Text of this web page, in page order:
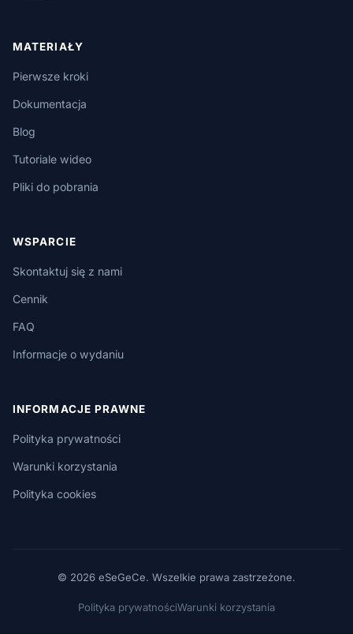
MATERIAŁY
Pierwsze kroki
Dokumentacja
Blog
Tutoriale wideo
Pliki do pobrania
WSPARCIE
Skontaktuj się z nami
Cennik
FAQ
Informacje o wydaniu
INFORMACJE PRAWNE
Polityka prywatności
Warunki korzystania
Polityka cookies
© 2026 eSeGeCe. Wszelkie prawa zastrzeżone.
Polityka prywatnościWarunki korzystania